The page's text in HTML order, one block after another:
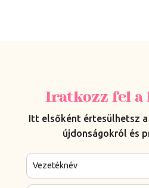
Iratkozz fel
Itt elsőként értesülhetsz
újdonságokról és